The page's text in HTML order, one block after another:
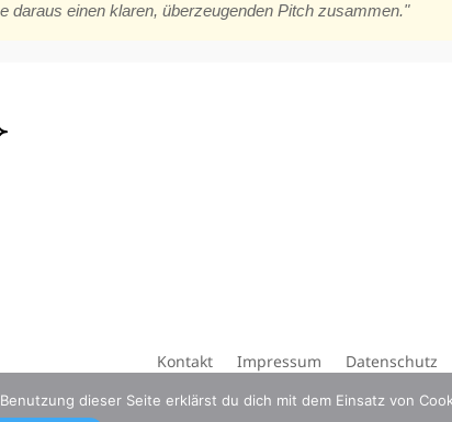
daraus einen klaren, überzeugenden Pitch zusammen."
Kontakt Impressum Datenschutz
dieser Seite erklärst du dich mit dem Einsatz von